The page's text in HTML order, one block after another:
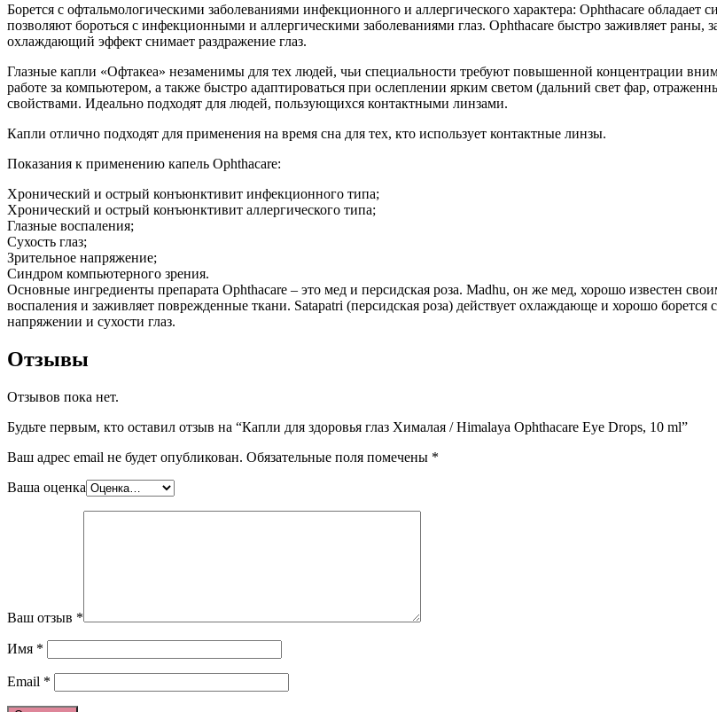
Борется с офтальмологическими заболеваниями инфекционного и аллергического характера: Ophthacare
позволяют бороться с инфекционными и аллергическими заболеваниями глаз. Ophthacare быстро заживляет
охлаждающий эффект снимает раздражение глаз.
Глазные капли «Офтакеа» незаменимы для тех людей, чьи специальности требуют повышенной концентрации
работе за компьютером, а также быстро адаптироваться при ослеплении ярким светом (дальний свет фар,
свойствами. Идеально подходят для людей, пользующихся контактными линзами.
Капли отлично подходят для применения на время сна для тех, кто использует контактные линзы.
Показания к применению капель Ophthacare:
Хронический и острый конъюнктивит инфекционного типа;
Хронический и острый конъюнктивит аллергического типа;
Глазные воспаления;
Сухость глаз;
Зрительное напряжение;
Синдром компьютерного зрения.
Основные ингредиенты препарата Ophthacare – это мед и персидская роза. Madhu, он же мед, хорошо известен
воспаления и заживляет поврежденные ткани. Satapatri (персидская роза) действует охлаждающе и хорошо
напряжении и сухости глаз.
Отзывы
Отзывов пока нет.
Будьте первым, кто оставил отзыв на “Капли для здоровья глаз Хималая / Himalaya Ophthacare Eye Drops, 10 ml”
Ваш адрес email не будет опубликован. Обязательные поля помечены *
Ваша оценка
Ваш отзыв *
Имя *
Email *